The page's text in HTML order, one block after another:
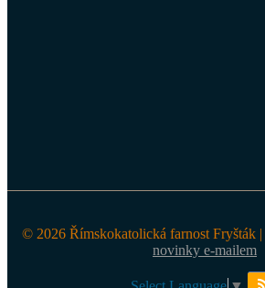
© 2026 Římskokatolická farnost Fryšták |
novinky e-mailem